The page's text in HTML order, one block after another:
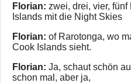
Florian: zwei, drei, vier,
Islands mit die Night Skies
Florian: of Rarotonga, wo
Cook Islands sieht.
Florian: Ja, schaut schön
schon mal, aber ja,